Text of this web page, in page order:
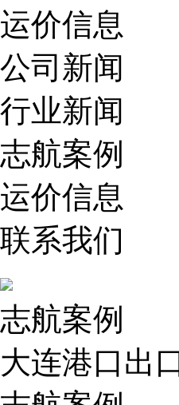
运价信息
公司新闻
行业新闻
志航案例
运价信息
联系我们
志航案例
大连港口出